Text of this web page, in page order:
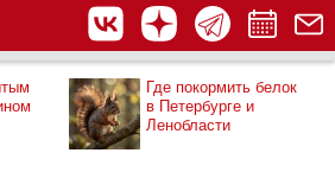
Где покормить белок
в Петербурге и
Ленобласти